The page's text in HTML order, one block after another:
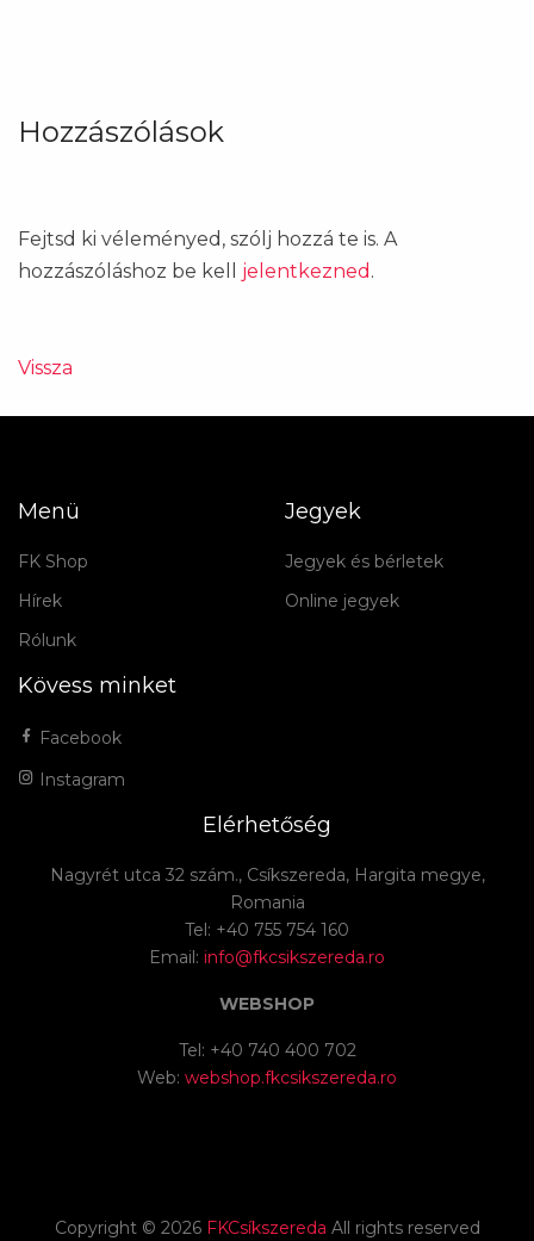
Hozzászólások
Fejtsd ki véleményed, szólj hozzá te is. A
hozzászóláshoz be kell jelentkezned .
Vissza
Menü
FK Shop
Hírek
Rólunk
Jegyek
Jegyek és bérletek
Online jegyek
Kövess minket
Facebook
Instagram
Elérhetőség
Nagyrét utca 32 szám., Csíkszereda, Hargita megye,
Romania
Tel: +40 755 754 160
Email: info@fkcsikszereda.ro
WEBSHOP
Tel: +40 740 400 702
Web: webshop.fkcsikszereda.ro
Copyright © 2026 FKCsíkszereda All rights reserved